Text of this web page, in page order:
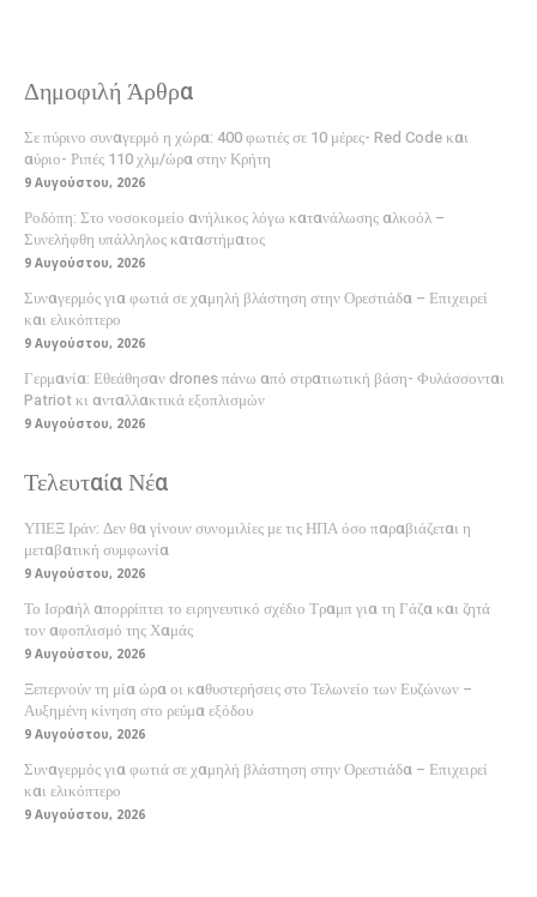
Δημοφιλή Άρθρα
Σε πύρινο συναγερμό η χώρα: 400 φωτιές σε 10 μέρες- Red Code και
αύριο- Ριπές 110 χλμ/ώρα στην Κρήτη
9 Αυγούστου, 2026
Ροδόπη: Στο νοσοκομείο ανήλικος λόγω κατανάλωσης αλκοόλ –
Συνελήφθη υπάλληλος καταστήματος
9 Αυγούστου, 2026
Συναγερμός για φωτιά σε χαμηλή βλάστηση στην Ορεστιάδα – Επιχειρεί
και ελικόπτερο
9 Αυγούστου, 2026
Γερμανία: Εθεάθησαν drones πάνω από στρατιωτική βάση- Φυλάσσονται
Patriot κι ανταλλακτικά εξοπλισμών
9 Αυγούστου, 2026
Τελευταία Νέα
ΥΠΕΞ Ιράν: Δεν θα γίνουν συνομιλίες με τις ΗΠΑ όσο παραβιάζεται η
μεταβατική συμφωνία
9 Αυγούστου, 2026
Το Ισραήλ απορρίπτει το ειρηνευτικό σχέδιο Τραμπ για τη Γάζα και ζητά
τον αφοπλισμό της Χαμάς
9 Αυγούστου, 2026
Ξεπερνούν τη μία ώρα οι καθυστερήσεις στο Τελωνείο των Ευζώνων –
Αυξημένη κίνηση στο ρεύμα εξόδου
9 Αυγούστου, 2026
Συναγερμός για φωτιά σε χαμηλή βλάστηση στην Ορεστιάδα – Επιχειρεί
και ελικόπτερο
9 Αυγούστου, 2026